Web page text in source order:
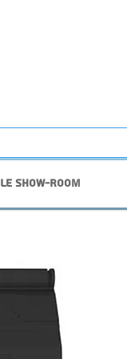
Le show-room